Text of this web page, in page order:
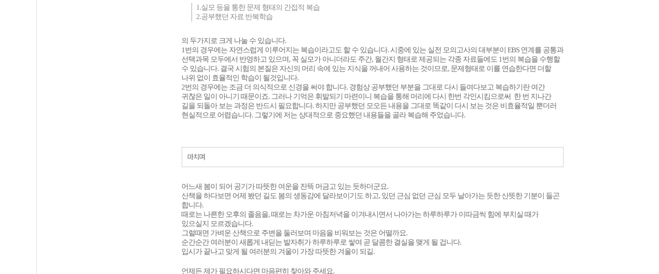
1.실모 등을 통한 문제 형태의 간접적 복습
2.공부했던 자료 반복학습
의 두가지로 크게 나눌 수 있습니다.
1번의 경우에는 자연스럽게 이루어지는 복습이라고도 할 수 있습니다. 시중에 있는 실전 모의고사의 대부분이 EBS 연계를 공통과
선택과목 모두에서 반영하고 있으며, 꼭 실모가 아니더라도 주간, 월간지 형태로 제공되는 각종 자료들에도 1번의 복습을 수행할
수 있습니다. 결국 시험의 본질은 자신의 머리 속에 있는 지식을 꺼내어 사용하는 것이므로, 문제형태로 이를 연습한다면 더할
나위 없이 효율적인 학습이 될것입니다.
2번의 경우에는 조금 더 의식적으로 신경을 써야 합니다. 경험상 공부했던 부분을 그대로 다시 들여다보고 복습하기란 여간
귀찮은 일이 아니기 때문이죠. 그러나 기억은 휘발되기 마련이니 복습을 통해 머리에 다시 한번 각인시킴으로써 한 번 지나간
길을 되돌아 보는 과정은 반드시 필요합니다. 하지만 공부했던 모오든 내용을 그대로 똑같이 다시 보는 것은 비효율적일 뿐더러
현실적으로 어렵습니다. 그렇기에 저는 상대적으로 중요했던 내용들을 골라 복습해 주었습니다.
마치며
어느새 봄이 되어 공기가 따뜻한 여운을 잔뜩 머금고 있는 듯하더군요.
산책을 하다보면 어제 봤던 길도 봄의 생동감에 달라보이기도 하고, 있던 근심 없던 근심 모두 날아가는 듯한 산뜻한 기분이 들곤
합니다.
때로는 나른한 오후의 졸음을, 때로는 차가운 아침저녁을 이겨내시면서 나아가는 하루하루가 이따금씩 힘에 부치실 때가
있으실지 모르겠습니다.
그럴때면 가벼운 산책으로 주변을 둘러보며 마음을 비워보는 것은 어떨까요.
순간순간 여러분이 새롭게 내딛는 발자취가 하루하루로 쌓여 곧 달콤한 결실을 맺게 될 겁니다.
입시가 끝나고 맞게 될 여러분의 겨울이 가장 따뜻한 겨울이 되길.
언제든 제가 필요하시다면 마음편히 찾아와 주세요.